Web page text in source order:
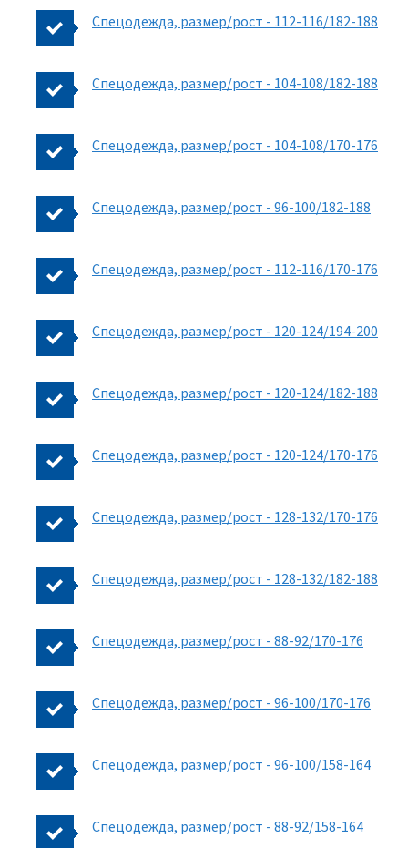
Спецодежда, размер/рост - 112-116/182-188
Спецодежда, размер/рост - 104-108/182-188
Спецодежда, размер/рост - 104-108/170-176
Спецодежда, размер/рост - 96-100/182-188
Спецодежда, размер/рост - 112-116/170-176
Спецодежда, размер/рост - 120-124/194-200
Спецодежда, размер/рост - 120-124/182-188
Спецодежда, размер/рост - 120-124/170-176
Спецодежда, размер/рост - 128-132/170-176
Спецодежда, размер/рост - 128-132/182-188
Спецодежда, размер/рост - 88-92/170-176
Спецодежда, размер/рост - 96-100/170-176
Спецодежда, размер/рост - 96-100/158-164
Спецодежда, размер/рост - 88-92/158-164